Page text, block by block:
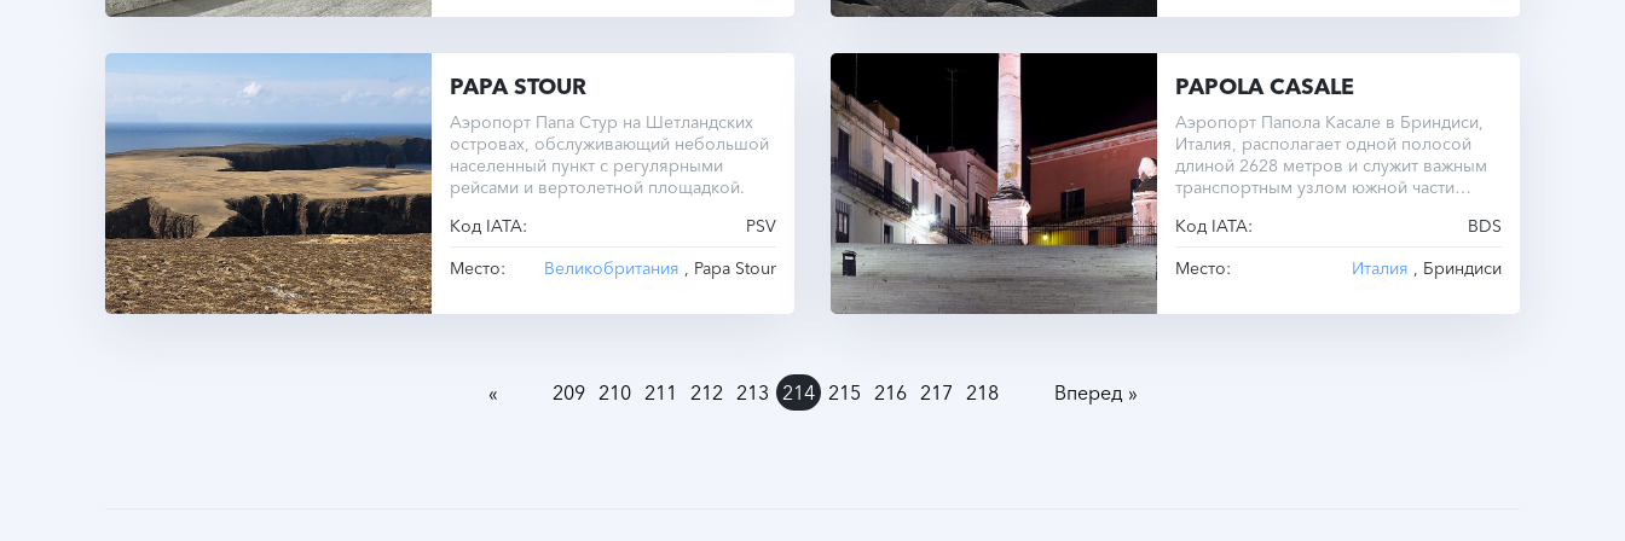
PAPA STOUR
Аэропорт Папа Стур на Шетландских
островах, обслуживающий небольшой
населенный пункт с регулярными
рейсами и вертолетной площадкой.
Код IATA:
PSV
Место:
Великобритания , Papa Stour
PAPOLA CASALE
Аэропорт Папола Касале в Бриндиси,
Италия, располагает одной полосой
длиной 2628 метров и служит важным
транспортным узлом южной части
Код IATA:
BDS
Место:
Италия , Бриндиси
« 209 210 211 212 213 214 215 216 217 218 »